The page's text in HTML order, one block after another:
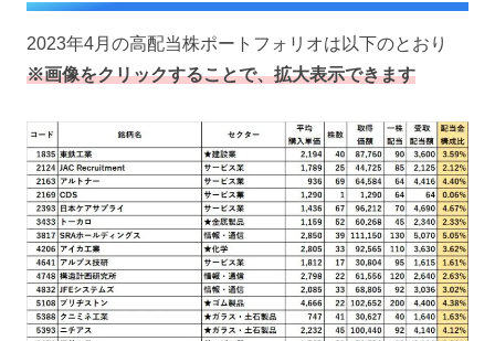
2023年4月の高配当株ポートフォリオは以下のとおり
※画像をクリックすることで、拡大表示できます